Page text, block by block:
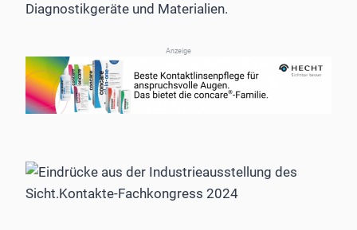
Diagnostikgeräte und Materialien.
Anzeige